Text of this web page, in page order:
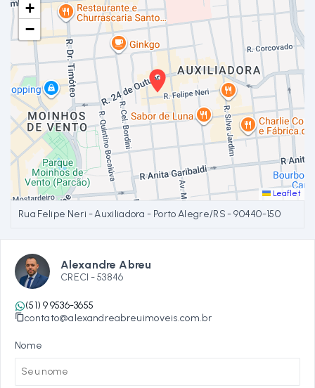
+
−
Leaflet
Rua Felipe Neri - Auxiliadora - Porto Alegre/RS - 90440-150
Alexandre Abreu
CRECI -53846
(51) 9 9536-3655
contato@alexandreabreuimoveis.com.br
Nome